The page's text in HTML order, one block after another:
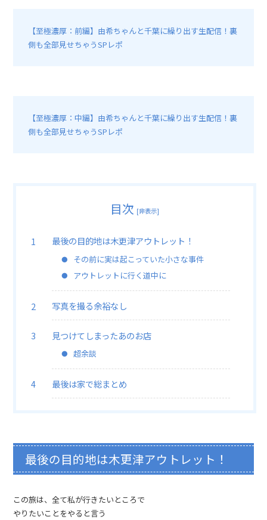
【至極濃厚：前編】由希ちゃんと千葉に繰り出す生配信！裏
側も全部見せちゃうSPレポ
【至極濃厚：中編】由希ちゃんと千葉に繰り出す生配信！裏
側も全部見せちゃうSPレポ
目次 [非表示]
最後の目的地は木更津アウトレット！
その前に実は起こっていた小さな事件
アウトレットに行く道中に
写真を撮る余裕なし
見つけてしまったあのお店
超余談
最後は家で総まとめ
最後の目的地は木更津アウトレット！
この旅は、全て私が行きたいところで
やりたいことをやると言う